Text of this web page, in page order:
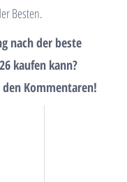
Besten.
nach der beste
kaufen kann?
Kommentaren!